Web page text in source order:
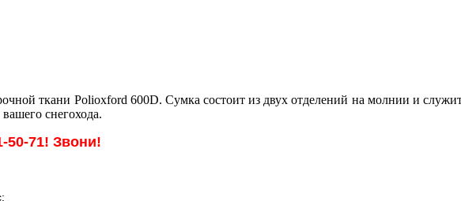
ткани Polioxford 600D. Сумка состоит из двух отделений на молнии и
снегохода.
50-71! Звони!